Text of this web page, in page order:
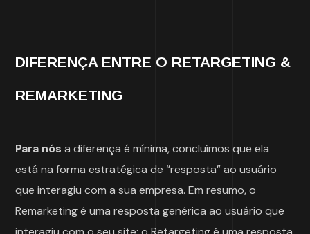
DIFERENÇA ENTRE O RETARGETING &
REMARKETING
Para nós a diferença é mínima, concluímos que ela
está na forma estratégica de “resposta” ao usuário
que interagiu com a sua empresa. Em resumo, o
Remarketing é uma resposta genérica ao usuário que